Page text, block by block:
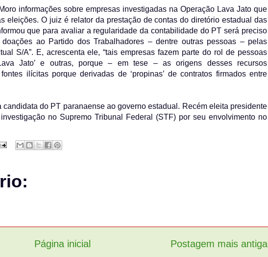
informações sobre empresas investigadas na Operação Lava Jato que
eleições. O juiz é relator da prestação de contas do diretório estadual das
que para avaliar a regularidade da contabilidade do PT será preciso
ao Partido dos Trabalhadores – dentre outras pessoas – pelas
S/A”. E, acrescenta ele, “tais empresas fazem parte do rol de pessoas
Jato’ e outras, porque – em tese – as origens desses recursos
ilícitas porque derivadas de ‘propinas’ de contratos firmados entre
do PT paranaense ao governo estadual. Recém eleita presidente
no Supremo Tribunal Federal (STF) por seu envolvimento no
Postagem mais antiga
Página inicial